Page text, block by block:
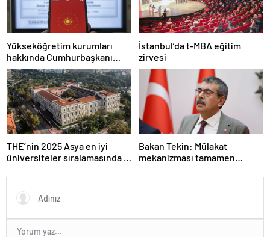
Yükseköğretim kurumları
hakkında Cumhurbaşkanı
kararı Resmi Gazete’de
İstanbul’da t-MBA eğitim
zirvesi
THE’nin 2025 Asya en iyi
üniversiteler sıralamasında 4
girdi
Bakan Tekin: Mülakat
mekanizması tamamen